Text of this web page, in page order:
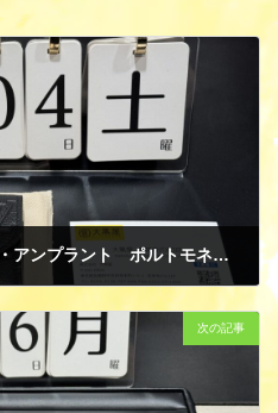
ルイ･ヴィトン モノグラム・アンプラント ポルトモネ・ロザリ M81455 ノワール コインケース カードケース 新品 買取
次の記事